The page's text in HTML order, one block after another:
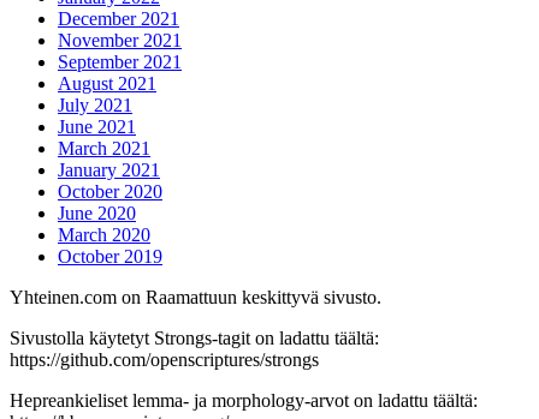
December 2021
November 2021
September 2021
August 2021
July 2021
June 2021
March 2021
January 2021
October 2020
June 2020
March 2020
October 2019
Yhteinen.com on Raamattuun keskittyvä sivusto.
Sivustolla käytetyt Strongs-tagit on ladattu täältä:
https://github.com/openscriptures/strongs
Hepreankieliset lemma- ja morphology-arvot on ladattu täältä: